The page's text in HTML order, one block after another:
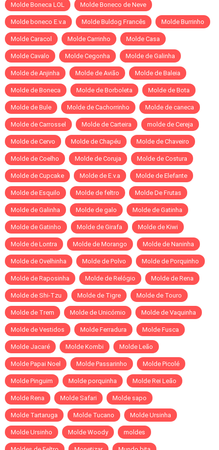
Molde Boneca LOL Molde Boneco de Neve
Molde boneco E.v.a Molde Buldog Francês Molde Burrinho
Molde Caracol Molde Carrinho Molde Casa
Molde Cavalo Molde Cegonha Molde de Galinha
Molde de Anjinha Molde de Avião Molde de Baleia
Molde de Boneca Molde de Borboleta Molde de Bota
Molde de Bule Molde de Cachorrinho Molde de caneca
Molde de Carrossel Molde de Carteira molde de Cereja
Molde de Cervo Molde de Chapéu Molde de Chaveiro
Molde de Coelho Molde de Coruja Molde de Costura
Molde de Cupcake Molde de E.v.a Molde de Elefante
Molde de Esquilo Molde de feltro Molde De Frutas
Molde de Galinha Molde de galo Molde de Gatinha
Molde de Gatinho Molde de Girafa Molde de Kiwi
Molde de Lontra Molde de Morango Molde de Naninha
Molde de Ovelhinha Molde de Polvo Molde de Porquinho
Molde de Raposinha Molde de Relógio Molde de Rena
Molde de Shi-Tzu Molde de Tigre Molde de Touro
Molde de Trem Molde de Unicórnio Molde de Vaquinha
Molde de Vestidos Molde Ferradura Molde Fusca
Molde Jacaré Molde Kombi Molde Leão
Molde Papai Noel Molde Passarinho Molde Picolé
Molde Pinguim Molde porquinha Molde Rei Leão
Molde Rena Molde Safari Molde sapo
Molde Tartaruga Molde Tucano Molde Ursinha
Molde Ursinho Molde Woody moldes